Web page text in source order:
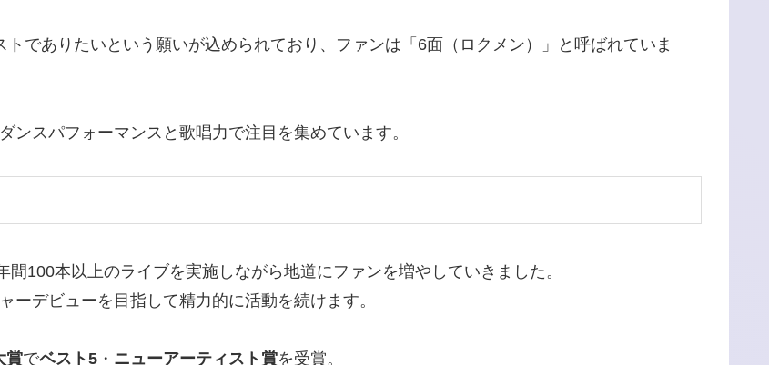
でありたいという願いが込められており、ファンは「6面（ロクメン）」と呼ばれていま
スパフォーマンスと歌唱力で注目を集めています。
100本以上のライブを実施しながら地道にファンを増やしていきました。
デビューを目指して精力的に活動を続けます。
賞でベスト5 ・ ニューアーティスト賞を受賞。